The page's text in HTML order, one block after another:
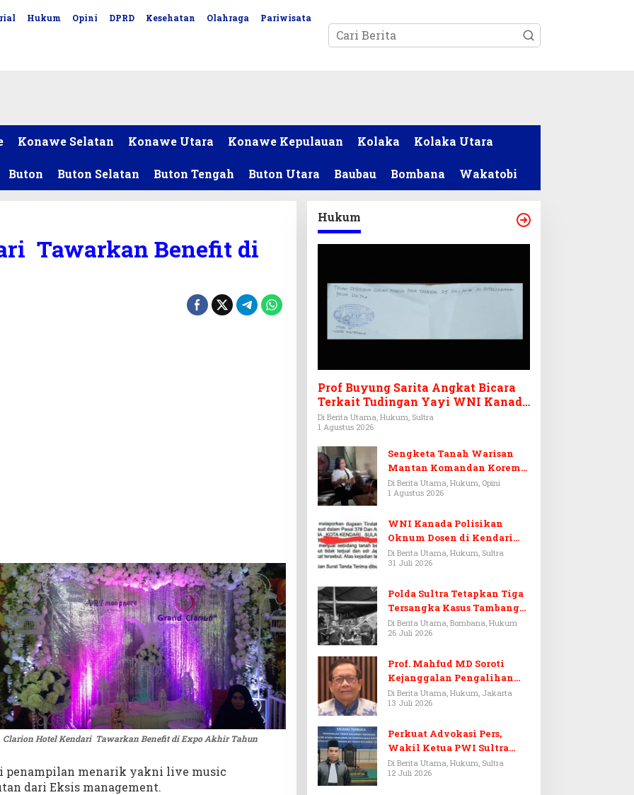
Hukum Opini DPRD Kesehatan Olahraga Pariwisata
Konawe Selatan Konawe Utara Konawe Kepulauan Kolaka Kolaka Utara
Buton Buton Selatan Buton Tengah Buton Utara Baubau Bombana Wakatobi
Tawarkan Benefit di
Clarion Hotel Kendari Tawarkan Benefit di Expo Akhir Tahun
penampilan menarik yakni live music
dari Eksis management.
Hukum
Prof Buyung Sarita Angkat Bicara
Terkait Tudingan Yayi WNI Kanada
Ditagih Utang Rp3,6 Miliar
Di Berita Utama, Hukum, Sultra
1 Agustus 2026
Sengketa Tanah Warisan
Mantan Komandan Korem
143/HO, Ketika Warisan
Menjadi Arena Pemerasan
Di Berita Utama, Hukum, Opini
1 Agustus 2026
WNI Kanada Polisikan
Oknum Dosen di Kendari
Terkait Aset Puluhan Miliar
Di Berita Utama, Hukum, Sultra
31 Juli 2026
Polda Sultra Tetapkan Tiga
Tersangka Kasus Tambang
Emas Ilegal di Bombana
Di Berita Utama, Bombana, Hukum
26 Juli 2026
Prof. Mahfud MD Soroti
Kejanggalan Pengalihan
Penyelidikan Tersangka
Febrie Adriansyah
Di Berita Utama, Hukum, Jakarta
13 Juli 2026
Perkuat Advokasi Pers,
Wakil Ketua PWI Sultra
Resmi Dilantik Menjadi
Advokat PERADI
Di Berita Utama, Hukum, Sultra
12 Juli 2026